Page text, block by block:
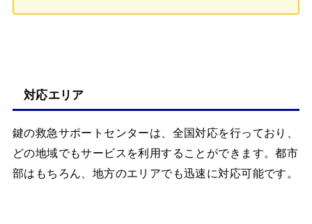
対応エリア
鍵の救急サポートセンターは、全国対応を行っており、
どの地域でもサービスを利用することができます。都市
部はもちろん、地方のエリアでも迅速に対応可能です。